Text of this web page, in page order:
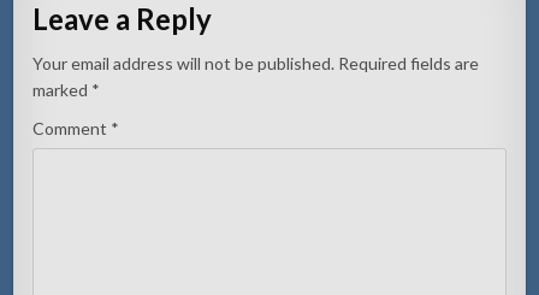
Leave a Reply
Your email address will not be published. Required fields are
marked *
Comment *